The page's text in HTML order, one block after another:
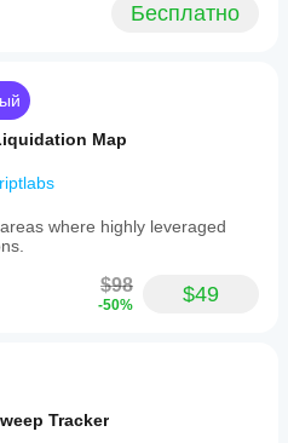
Бесплатно
Map
where highly leveraged
$98
-50% $49
Tracker